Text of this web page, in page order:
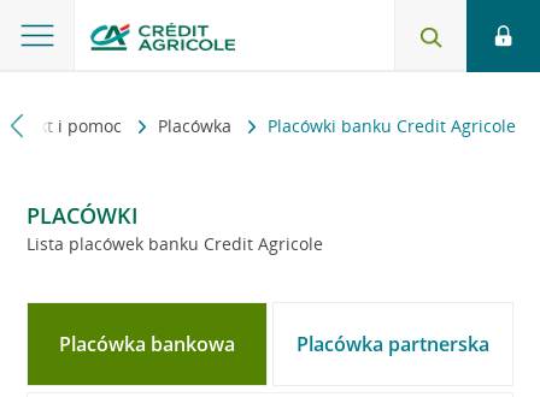
i pomoc Placówka Placówki banku Credit Agricole
PLACÓWKI
Lista placówek banku Credit Agricole
Placówka bankowa Placówka partnerska